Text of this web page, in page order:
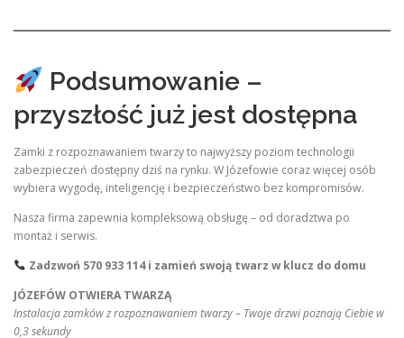
Podsumowanie –
przyszłość już jest dostępna
Zamki z rozpoznawaniem twarzy to najwyższy poziom technologii
zabezpieczeń dostępny dziś na rynku. W Józefowie coraz więcej osób
wybiera wygodę, inteligencję i bezpieczeństwo bez kompromisów.
Nasza firma zapewnia kompleksową obsługę – od doradztwa po
montaż i serwis.
Zadzwoń 570 933 114 i zamień swoją twarz w klucz do domu
JÓZEFÓW OTWIERA TWARZĄ
Instalacja zamków z rozpoznawaniem twarzy – Twoje drzwi poznają Ciebie w
0,3 sekundy